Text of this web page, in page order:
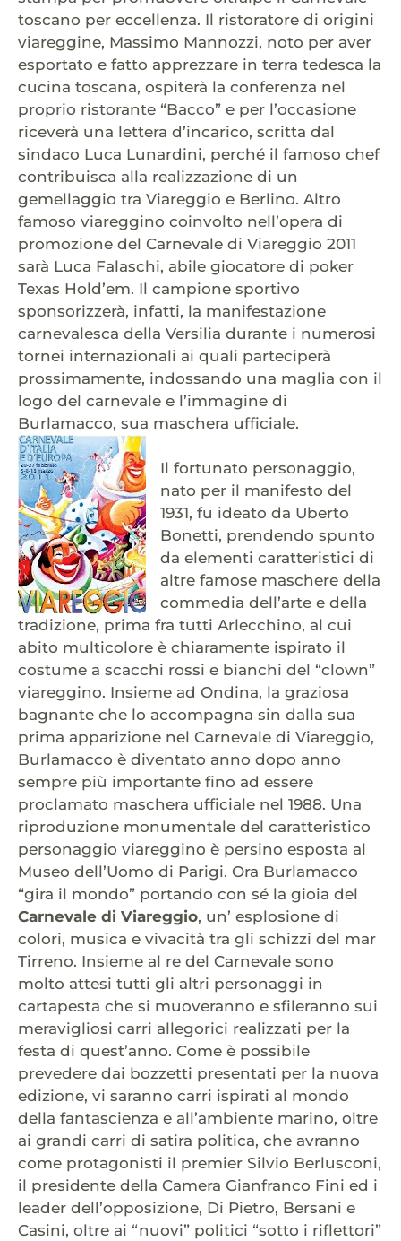
toscano per eccellenza. Il ristoratore di origini
viareggine, Massimo Mannozzi, noto per aver
esportato e fatto apprezzare in terra tedesca la
cucina toscana, ospiterà la conferenza nel
proprio ristorante “Bacco” e per l’occasione
riceverà una lettera d’incarico, scritta dal
sindaco Luca Lunardini, perché il famoso chef
contribuisca alla realizzazione di un
gemellaggio tra Viareggio e Berlino. Altro
famoso viareggino coinvolto nell’opera di
promozione del Carnevale di Viareggio 2011
sarà Luca Falaschi, abile giocatore di poker
Texas Hold’em. Il campione sportivo
sponsorizzerà, infatti, la manifestazione
carnevalesca della Versilia durante i numerosi
tornei internazionali ai quali parteciperà
prossimamente, indossando una maglia con il
logo del carnevale e l’immagine di
Burlamacco, sua maschera ufficiale.
Il fortunato personaggio,
nato per il manifesto del
1931, fu ideato da Uberto
Bonetti, prendendo spunto
da elementi caratteristici di
altre famose maschere della
commedia dell’arte e della
tradizione, prima fra tutti Arlecchino, al cui
abito multicolore è chiaramente ispirato il
costume a scacchi rossi e bianchi del “clown”
viareggino. Insieme ad Ondina, la graziosa
bagnante che lo accompagna sin dalla sua
prima apparizione nel Carnevale di Viareggio,
Burlamacco è diventato anno dopo anno
sempre più importante fino ad essere
proclamato maschera ufficiale nel 1988. Una
riproduzione monumentale del caratteristico
personaggio viareggino è persino esposta al
Museo dell’Uomo di Parigi. Ora Burlamacco
“gira il mondo” portando con sé la gioia del
Carnevale di Viareggio, un’ esplosione di
colori, musica e vivacità tra gli schizzi del mar
Tirreno. Insieme al re del Carnevale sono
molto attesi tutti gli altri personaggi in
cartapesta che si muoveranno e sfileranno sui
meravigliosi carri allegorici realizzati per la
festa di quest’anno. Come è possibile
prevedere dai bozzetti presentati per la nuova
edizione, vi saranno carri ispirati al mondo
della fantascienza e all’ambiente marino, oltre
ai grandi carri di satira politica, che avranno
come protagonisti il premier Silvio Berlusconi,
il presidente della Camera Gianfranco Fini ed i
leader dell’opposizione, Di Pietro, Bersani e
Casini, oltre ai “nuovi” politici “sotto i riflettori”